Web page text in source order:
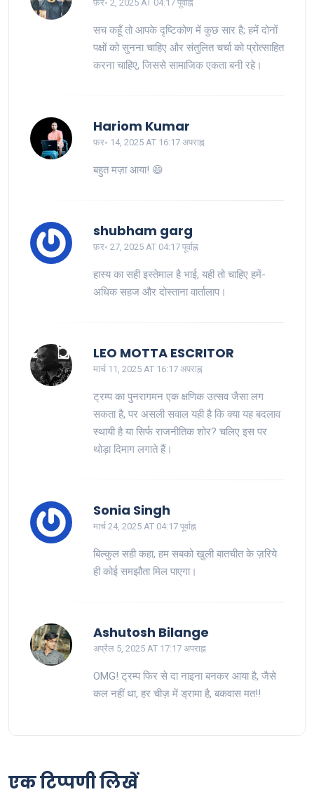
फ़र॰ 2, 2025 AT 04:17 पूर्वाह्न
सच कहूँ तो आपके दृष्टिकोण में कुछ सार है; हमें दोनों
पक्षों को सुनना चाहिए और संतुलित चर्चा को प्रोत्साहित
करना चाहिए, जिससे सामाजिक एकता बनी रहे।
Hariom Kumar
फ़र॰ 14, 2025 AT 16:17 अपराह्न
बहुत मज़ा आया! 😄
shubham garg
फ़र॰ 27, 2025 AT 04:17 पूर्वाह्न
हास्य का सही इस्तेमाल है भाई, यही तो चाहिए हमें-
अधिक सहज और दोस्ताना वार्तालाप।
LEO MOTTA ESCRITOR
मार्च 11, 2025 AT 16:17 अपराह्न
ट्रम्प का पुनरागमन एक क्षणिक उत्सव जैसा लग
सकता है, पर असली सवाल यही है कि क्या यह बदलाव
स्थायी है या सिर्फ राजनीतिक शोर? चलिए इस पर
थोड़ा दिमाग लगाते हैं।
Sonia Singh
मार्च 24, 2025 AT 04:17 पूर्वाह्न
बिल्कुल सही कहा, हम सबको खुली बातचीत के ज़रिये
ही कोई समझौता मिल पाएगा।
Ashutosh Bilange
अप्रैल 5, 2025 AT 17:17 अपराह्न
OMG! ट्रम्प फिर से दा नाइना बनकर आया है, जैसे
कल नहीं था, हर चीज़ में ड्रामा है, बकवास मत!!
एक टिप्पणी लिखें